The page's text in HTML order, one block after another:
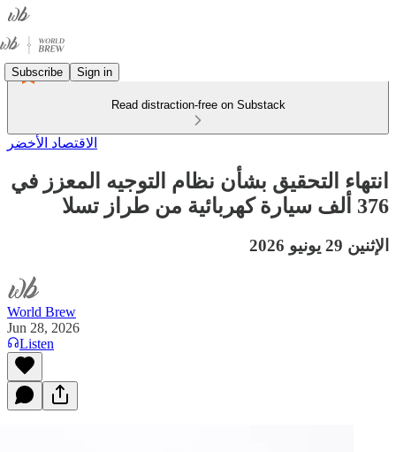
Subscribe Sign in
Read distraction-free on Substack
الاقتصاد الأخضر
انتهاء التحقيق بشأن نظام التوجيه المعزز في
376 ألف سيارة كهربائية من طراز تسلا
الإثنين 29 يونيو 2026
World Brew
Jun 28, 2026
Listen